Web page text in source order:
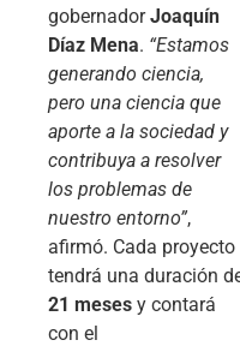
gobernadorJoaquín
Díaz Mena. “Estamos
generando ciencia,
pero una ciencia que
aporte a la sociedad y
contribuya a resolver
los problemas de
nuestro entorno”,
afirmó. Cada proyecto
tendrá una duración
21 meses y contará
con el